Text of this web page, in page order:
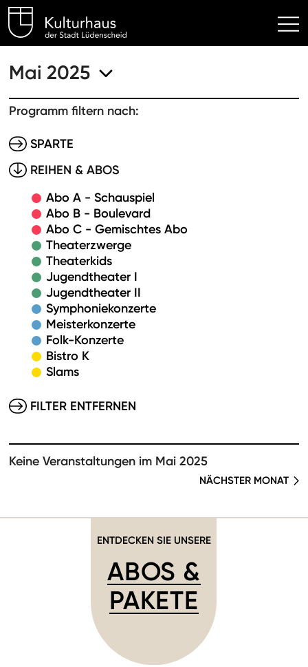
Kulturhaus Lüdenscheid
Mai 2025
Programm filtern nach:
SPARTE
REIHEN & ABOS
Abo A - Schauspiel
Abo B - Boulevard
Abo C - Gemischtes Abo
Theaterzwerge
Theaterkids
Jugendtheater I
Jugendtheater II
Symphoniekonzerte
Meisterkonzerte
Folk-Konzerte
Bistro K
Slams
FILTER ENTFERNEN
Keine Veranstaltungen im Mai 2025
NÄCHSTER MONAT
ENTDECKEN SIE UNSERE
ABOS &
PAKETE